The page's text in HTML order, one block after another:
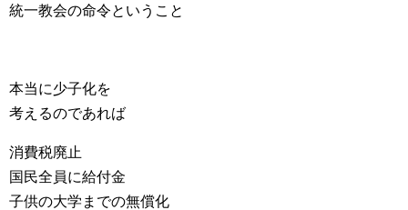
統一教会の命令ということ
本当に少子化を
考えるのであれば
消費税廃止
国民全員に給付金
子供の大学までの無償化